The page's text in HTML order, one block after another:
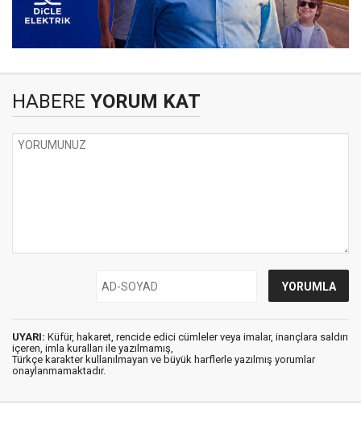
HABERE YORUM KAT
UYARI: Küfür, hakaret, rencide edici cümleler veya imalar, inançlara saldırı
içeren, imla kuralları ile yazılmamış,
Türkçe karakter kullanılmayan ve büyük harflerle yazılmış yorumlar
onaylanmamaktadır.